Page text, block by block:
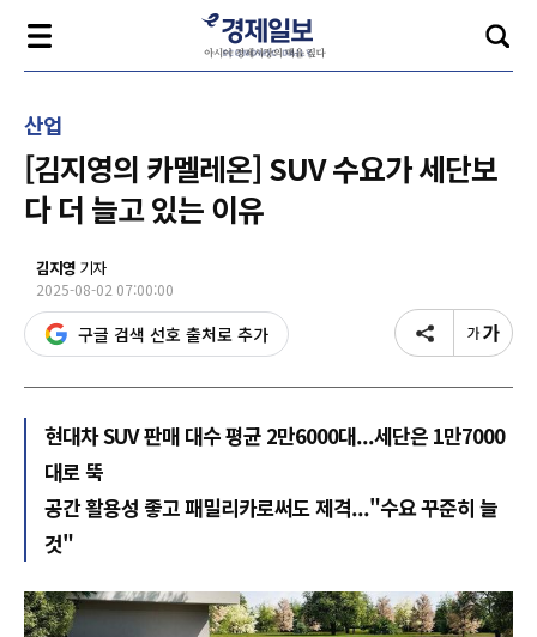
산업
[김지영의 카멜레온] SUV 수요가 세단보
다 더 늘고 있는 이유
김지영 기자
2025-08-02 07:00:00
구글 검색 선호 출처로 추가
현대차 SUV 판매 대수 평균 2만6000대...세단은 1만7000
대로 뚝
공간 활용성 좋고 패밀리카로써도 제격..."수요 꾸준히 늘
것"